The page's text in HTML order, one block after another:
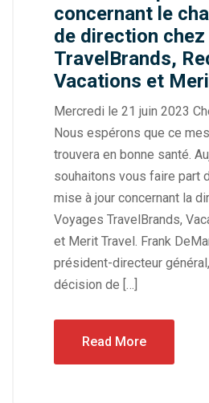
concernant le
de direction chez
TravelBrands,
Vacations et
Mercredi le 21 juin 2023
Nous espérons que ce
trouvera en bonne santé.
souhaitons vous faire part
mise à jour concernant la
Voyages TravelBrands,
et Merit Travel. Frank
président-directeur
décision de […]
Read More